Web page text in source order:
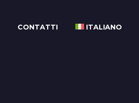
CONTATTI ITALIANO